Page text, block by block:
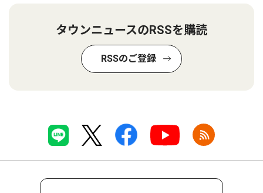
タウンニュースのRSSを購読
RSSのご登録